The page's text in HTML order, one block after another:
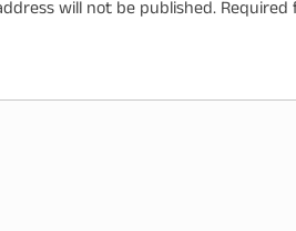
will not be published. Required